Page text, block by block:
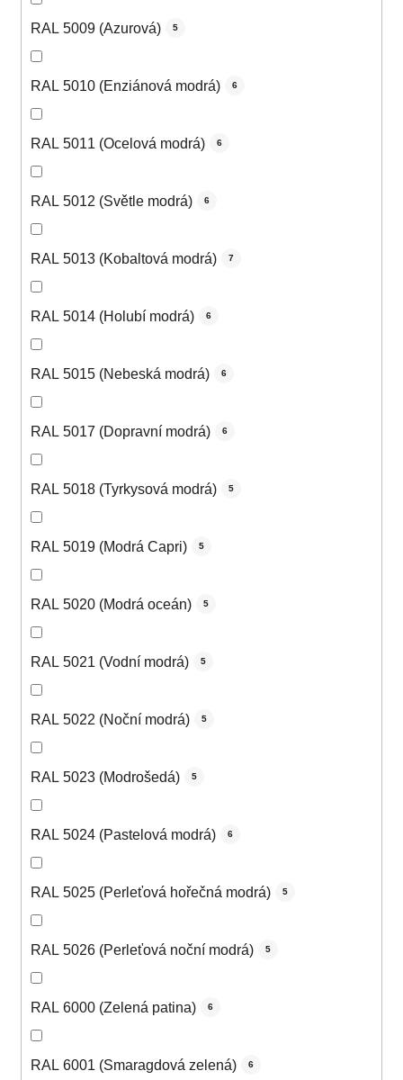
RAL 5009 (Azurová) 5
RAL 5010 (Enziánová modrá) 6
RAL 5011 (Ocelová modrá) 6
RAL 5012 (Světle modrá) 6
RAL 5013 (Kobaltová modrá) 7
RAL 5014 (Holubí modrá) 6
RAL 5015 (Nebeská modrá) 6
RAL 5017 (Dopravní modrá) 6
RAL 5018 (Tyrkysová modrá) 5
RAL 5019 (Modrá Capri) 5
RAL 5020 (Modrá oceán) 5
RAL 5021 (Vodní modrá) 5
RAL 5022 (Noční modrá) 5
RAL 5023 (Modrošedá) 5
RAL 5024 (Pastelová modrá) 6
RAL 5025 (Perleťová hořečná modrá) 5
RAL 5026 (Perleťová noční modrá) 5
RAL 6000 (Zelená patina) 6
RAL 6001 (Smaragdová zelená) 6